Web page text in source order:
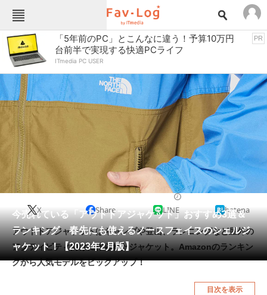
Fav-Logカテゴリー一覧
TOP アウトドア用品
インテリア・収納 おもちゃ・ホビー
カメラ キッチン家電
キッチン用品 ゲーム
コンテンツ・サービス スイーツ・お菓子
スポーツ・レジャー スマホ・携帯電話
パソコン・タブレット ファッション
ペット 家電
工具・DIY 本・DVD・CD
生活家電 生活用品
「5年前のPC」とこんなに違う！予算10万円
台前半で実現する快適PCライフ
ITmedia PC USER
PR
今売れている「アウトドアジャケット」おすすめ3選＆
ランキング 春先にも使えるノースフェイスのシェルジ
ャケット！【2023年2月版】
X Share LINE hatena
アウトドアジャケットはキャンプや登山、ランニングなど屋外の
アクティビティ向けに作られたジャケット。Amazonのランキン
グから人気モデルをピックアップ！
目次を表示